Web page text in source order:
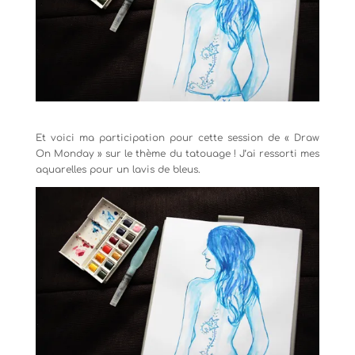
Et voici ma participation pour cette session de « Draw
On Monday » sur le thème du tatouage ! J’ai ressorti mes
aquarelles pour un lavis de bleus.